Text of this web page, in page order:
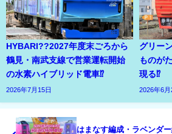
HYBARI??2027年度末ごろから
鶴見・南武支線で営業運転開始
の水素ハイブリッド電車⁉
2026年7月15日
グリー
ものが
現る⁉
2026年6月
はまなす編成・ラベンダ